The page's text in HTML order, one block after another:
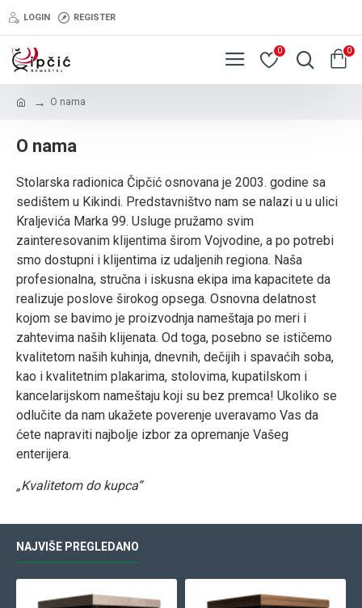
LOGIN REGISTER
0 0
O nama
O nama
Stolarska radionica Čipčić osnovana je 2003. godine sa
sedištem u Kikindi. Predstavništvo nam se nalazi u u ulici
Kraljevića Marka 99. Usluge pružamo svim
zainteresovanim klijentima širom Vojvodine, a po potrebi
smo dostupni i klijentima iz udaljenih regiona. Naša
profesionalna, stručna i iskusna ekipa ima kapacitete da
realizuje poslove širokog opsega. Osnovna delatnost
kojom se bavimo je proizvodnja nameštaja po meri i
zahtevima naših klijenata. Od toga, posebno se ističemo
kvalitetom naših kuhinja, dnevnih, dečijih i spavaćih soba,
kao i kvalitetnim plakarima, stolovima, kupatilskom i
kancelarijskom nameštaju koji su bez premca! Ukoliko se
odlučite da nam ukažete poverenje uveravamo Vas da
ćete napraviti najbolje izbor za opremanje Vašeg
enterijera.
„Kvalitetom do kupca“
NAJVIŠE PREGLEDANO